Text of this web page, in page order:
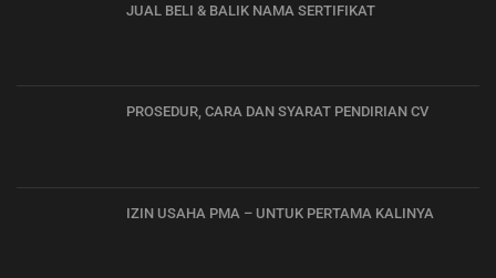
JUAL BELI & BALIK NAMA SERTIFIKAT
PROSEDUR, CARA DAN SYARAT PENDIRIAN CV
IZIN USAHA PMA – UNTUK PERTAMA KALINYA